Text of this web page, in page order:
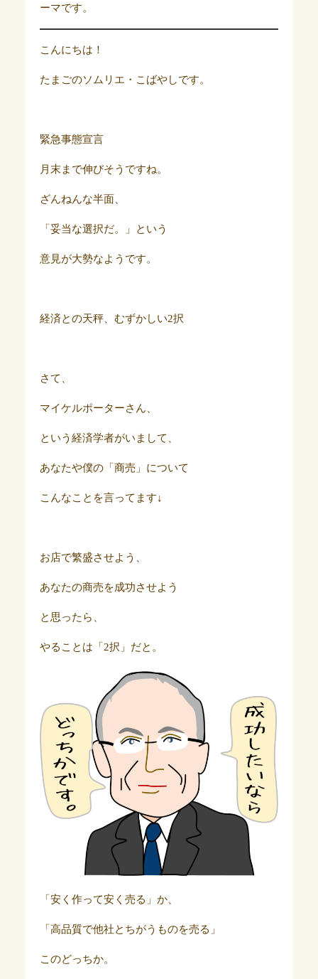
ーマです。
こんにちは！
たまごのソムリエ・こばやしです。
緊急事態宣言
月末まで伸びそうですね。
ざんねんな半面、
「妥当な選択だ。」という
意見が大勢なようです。
経済との天秤、むずかしい2択
さて、
マイケルポーターさん、
という経済学者がいまして、
あなたや僕の「商売」について
こんなことを言ってます↓
お店で繁盛させよう、
あなたの商売を成功させよう
と思ったら、
やることは「2択」だと。
「安く作って安く売る」か、
「高品質で他社とちがうものを売る」
このどっちか。